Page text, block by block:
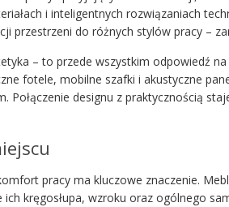
i inteligentnych rozwiązaniach
przestrzeni do różnych stylów pracy –
– to przede wszystkim odpowiedź
fotele, mobilne szafki i akustyczne
Połączenie designu z praktycznością
pracy ma kluczowe znaczenie.
kręgosłupa, wzroku oraz ogólnego